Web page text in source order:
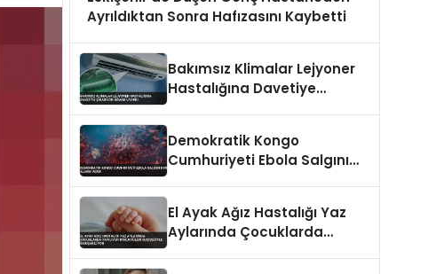
Ayrıldıktan Sonra Hafızasını Kaybetti
Bakımsız Klimalar Lejyoner
Hastalığına Davetiye
Demokratik Kongo
Cumhuriyeti Ebola Salgını
El Ayak Ağız Hastalığı Yaz
Aylarında Çocuklarda